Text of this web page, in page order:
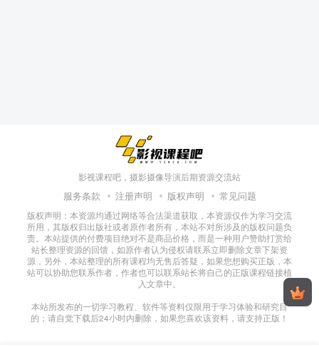
影视课程吧，摄影摄像导演后期资源交流站
服务条款 注册声明 版权声明 常见问题
版权声明：本资源均通过网络等合法渠道获取，本资源仅作为学习交流
所用，其版权归出版社或者原作者所有，本站不对所涉及的版权问题负
责。本站提供的付费项目绝对不是商品价格，而是一种用户赞助打赏给
站长整理资源的回馈，如原作者认为侵权请联系立即删除文章下架资
源，另外，本站整理的所有课程均无售后答疑，如果您想购买正版，本
站可以协助您联系作者，作者也可以联系站长将自己的正版课程链接植
入文章中。
本站所发布的一切学习教程、软件等资料仅限用于学习体验和研究目
的；请自觉下载后24小时内删除，如果您喜欢该资料，请支持正版！